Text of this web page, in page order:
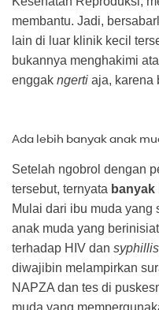
membantu. Jadi,
lain di luar klinik kecil
bukannya menghakimi
enggak ngerti aja, karena
Ada lebih banyak anak
Setelah ngobrol dengan
tersebut, ternyata banyak
Mulai dari ibu muda yang
anak muda yang
terhadap HIV dan syphillis
diwajibin melampirkan
NAPZA dan tes di
muda yang